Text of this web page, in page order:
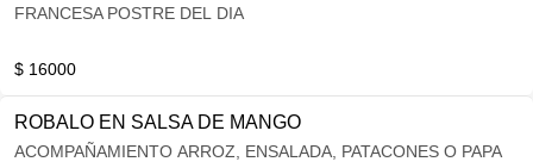
FRANCESA POSTRE DEL DIA
$ 16000
ROBALO EN SALSA DE MANGO
ACOMPAÑAMIENTO ARROZ, ENSALADA, PATACONES O PAPA